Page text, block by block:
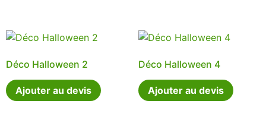
Déco Halloween 2
Ajouter au devis
Déco Halloween 4
Ajouter au devis